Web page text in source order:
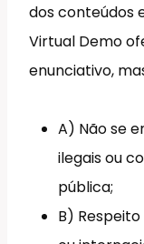
dos conteúdos
Virtual Demo
enunciativo,
A) Não se
ilegais ou
pública;
B)